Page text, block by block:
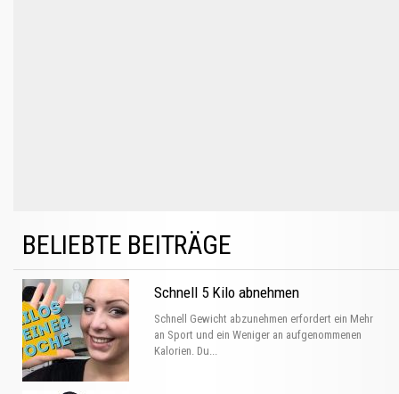
BELIEBTE BEITRÄGE
Schnell 5 Kilo abnehmen
Schnell Gewicht abzunehmen erfordert ein Mehr
an Sport und ein Weniger an aufgenommenen
Kalorien. Du...